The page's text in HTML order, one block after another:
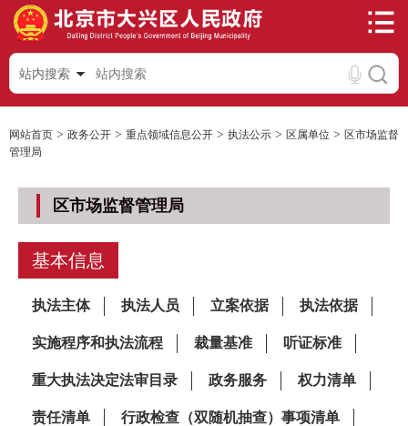
站内搜索
网站首页 > 政务公开 > 重点领域信息公开 > 执法公示 > 区属单位 > 区市场监督
管理局
区市场监督管理局
基本信息